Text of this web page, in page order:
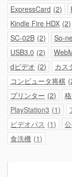
ExpressCard 2
Kindle Fire HDX 2
SC-02B 2 So-
USB3.0 2
dビデオ 2 カス
コンピュータ将棋
プリンター 2
PlayStation3 1
ビデオパス
1
食洗機 1